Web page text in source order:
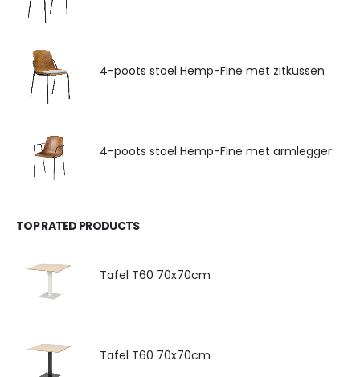
4-poots stoel Hemp-Fine met zitkussen
4-poots stoel Hemp-Fine met armlegger
TOP RATED PRODUCTS
Tafel T60 70x70cm
Tafel T60 70x70cm